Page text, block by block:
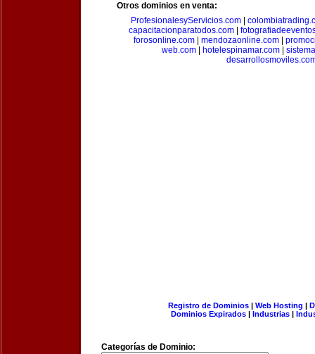
Otros dominios en venta:
ProfesionalesyServicios.com
capacitacionparatodos.com
forosonline.com| mendozaonline.com|
web.com
hotelespinamar.com
Registro de Dominios| Web Hosting |
Dominios Expirados | Industrias |
Categorías de Dominio: